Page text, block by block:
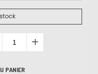
PANIER